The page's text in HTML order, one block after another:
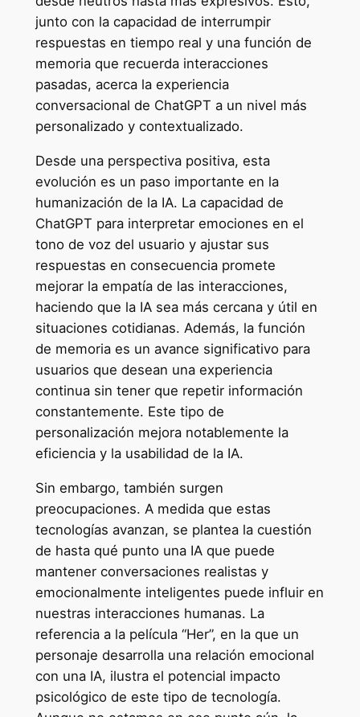
junto con la capacidad de interrumpir
respuestas en tiempo real y una función de
memoria que recuerda interacciones
pasadas, acerca la experiencia
conversacional de ChatGPT a un nivel más
personalizado y contextualizado.
Desde una perspectiva positiva, esta
evolución es un paso importante en la
humanización de la IA. La capacidad de
ChatGPT para interpretar emociones en el
tono de voz del usuario y ajustar sus
respuestas en consecuencia promete
mejorar la empatía de las interacciones,
haciendo que la IA sea más cercana y útil en
situaciones cotidianas. Además, la función
de memoria es un avance significativo para
usuarios que desean una experiencia
continua sin tener que repetir información
constantemente. Este tipo de
personalización mejora notablemente la
eficiencia y la usabilidad de la IA.
Sin embargo, también surgen
preocupaciones. A medida que estas
tecnologías avanzan, se plantea la cuestión
de hasta qué punto una IA que puede
mantener conversaciones realistas y
emocionalmente inteligentes puede influir en
nuestras interacciones humanas. La
referencia a la película “Her”, en la que un
personaje desarrolla una relación emocional
con una IA, ilustra el potencial impacto
psicológico de este tipo de tecnología.